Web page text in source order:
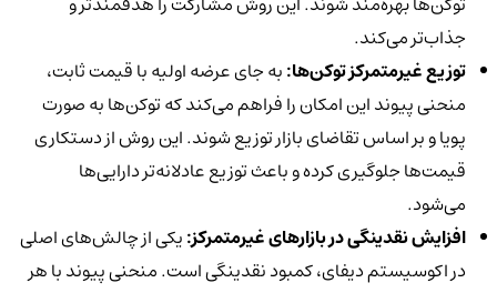
جذاب‌تر می‌کند.
توزیع غیرمتمرکز توکن‌ها:به جای عرضه اولیه با قیمت ثابت،
منحنی پیوند این امکان را فراهم می‌کند که توکن‌ها به صورت
پویا و بر اساس تقاضای بازار توزیع شوند. این روش از دستکاری
قیمت‌ها جلوگیری کرده و باعث توزیع عادلانه‌تر دارایی‌ها
می‌شود.
افزایش نقدینگی در بازارهای غیرمتمرکز:یکی از چالش‌های اصلی
در اکوسیستم دیفای، کمبود نقدینگی است. منحنی پیوند با هر